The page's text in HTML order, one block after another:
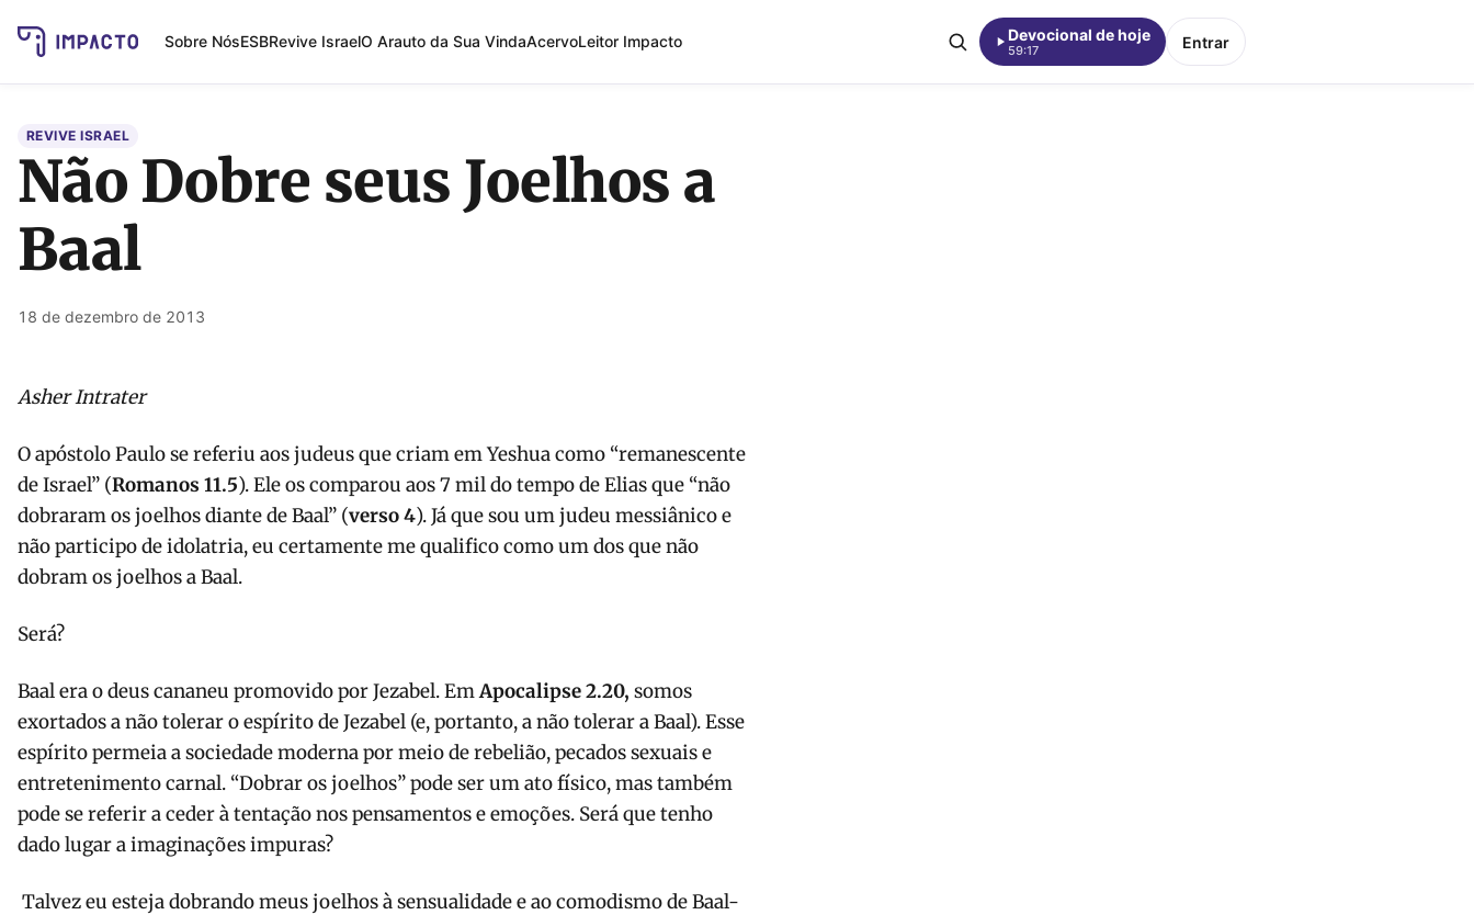
Sobre NósESBRevive IsraelO Arauto da Sua VindaAcervoLeitor Impacto Devocional de hoje
59:17 Entrar
REVIVE ISRAEL
Não Dobre seus Joelhos a
Baal
18 de dezembro de 2013
Asher Intrater
O apóstolo Paulo se referiu aos judeus que criam em Yeshua como “remanescente
de Israel” (Romanos 11.5). Ele os comparou aos 7 mil do tempo de Elias que “não
dobraram os joelhos diante de Baal” (verso 4). Já que sou um judeu messiânico e
não participo de idolatria, eu certamente me qualifico como um dos que não
dobram os joelhos a Baal.
Será?
Baal era o deus cananeu promovido por Jezabel. EmApocalipse 2.20, somos
exortados a não tolerar o espírito de Jezabel (e, portanto, a não tolerar a Baal). Esse
espírito permeia a sociedade moderna por meio de rebelião, pecados sexuais e
entretenimento carnal. “Dobrar os joelhos” pode ser um ato físico, mas também
pode se referir a ceder à tentação nos pensamentos e emoções. Será que tenho
dado lugar a imaginações impuras?
Talvez eu esteja dobrando meus joelhos à sensualidade e ao comodismo de Baal-